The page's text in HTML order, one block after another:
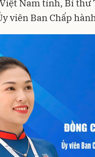
Nam tỉnh, Bí
viên Ban Chấp